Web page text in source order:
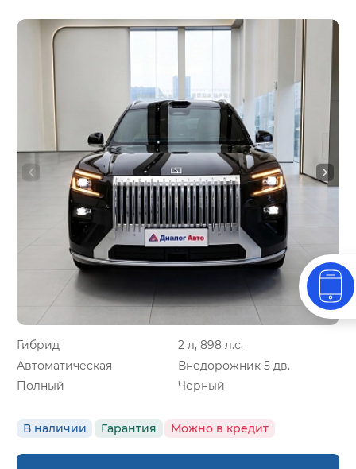
Гибрид
2 л, 898 л.с.
Автоматическая
Внедорожник 5 дв.
Полный
Черный
В наличии Гарантия Можно в кредит